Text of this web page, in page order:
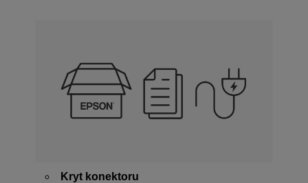
Kryt konektoru